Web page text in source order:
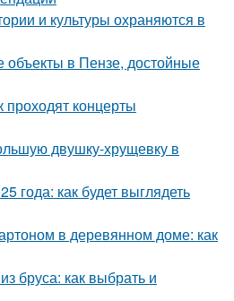
и культуры охраняются в
объекты в Пензе, достойные
проходят концерты
двушку-хрущевку в
года: как будет выглядеть
в деревянном доме: как
бруса: как выбрать и